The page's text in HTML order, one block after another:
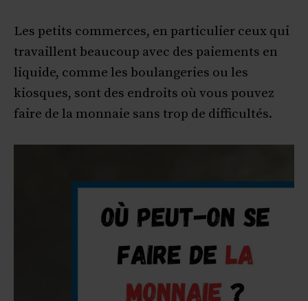
Les petits commerces, en particulier ceux qui
travaillent beaucoup avec des paiements en
liquide, comme les boulangeries ou les
kiosques, sont des endroits où vous pouvez
faire de la monnaie sans trop de difficultés.